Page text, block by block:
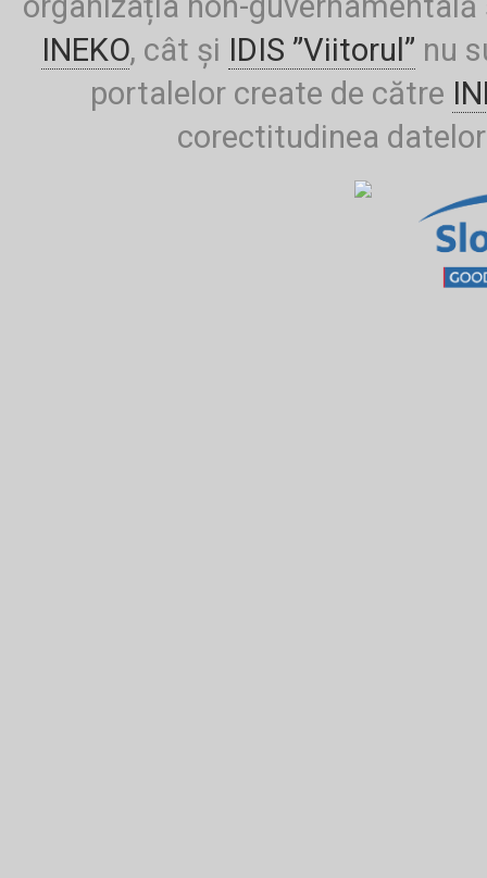
INEKO, cât și IDIS ”Viitorul” nu
portalelor create de către
corectitudinea